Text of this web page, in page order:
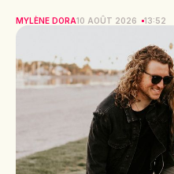
MYLÈNE DORA10 AOÛT 2026 13:52